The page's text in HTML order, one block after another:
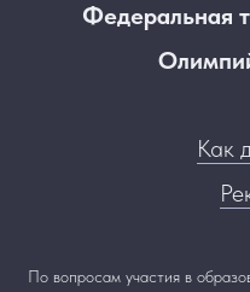
Федеральная
Как
По вопросам участия в